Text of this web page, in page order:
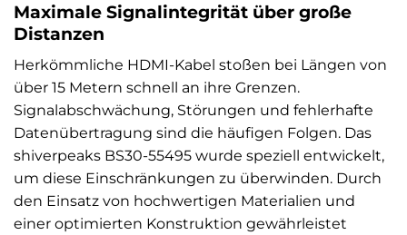
Maximale Signalintegrität über große
Distanzen
Herkömmliche HDMI-Kabel stoßen bei Längen von
über 15 Metern schnell an ihre Grenzen.
Signalabschwächung, Störungen und fehlerhafte
Datenübertragung sind die häufigen Folgen. Das
shiverpeaks BS30-55495 wurde speziell entwickelt,
um diese Einschränkungen zu überwinden. Durch
den Einsatz von hochwertigen Materialien und
einer optimierten Konstruktion gewährleistet